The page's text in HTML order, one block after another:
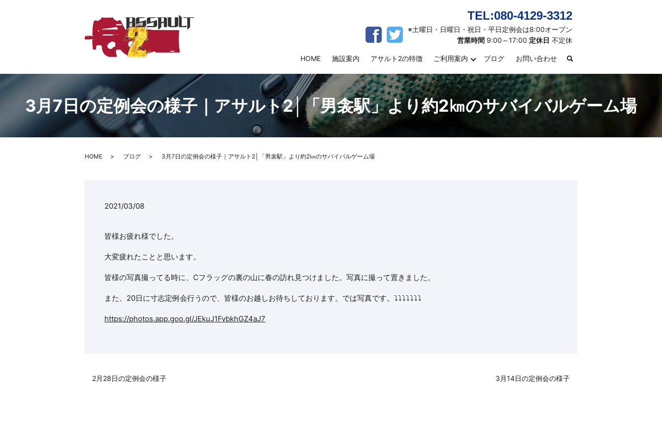
TEL:080-4129-3312
※土曜日・日曜日・祝日・平日定例会は8:00オープン
営業時間 9:00～17:00 定休日 不定休
HOME 施設案内 アサルト2の特徴 ご利用案内 ブログ お問い合わせ search
3月7日の定例会の様子｜アサルト2│「男衾駅」より約2㎞のサバイバルゲーム場
HOME ブログ 3月7日の定例会の様子｜アサルト2│「男衾駅」より約2㎞のサバイバルゲーム場
2021/03/08
皆様お疲れ様でした。
大変疲れたことと思います。
皆様の写真撮ってる時に、Cフラッグの裏の山に春の訪れ見つけました。写真に撮って置きました。
また、20日に寸志定例会行うので、皆様のお越しお待ちしております。では写真です。⤵︎⤵︎⤵︎⤵︎⤵︎⤵︎⤵︎
https://photos.app.goo.gl/JEkuJ1FvbkhGZ4aJ7
2月28日の定例会の様子 3月14日の定例会の様子